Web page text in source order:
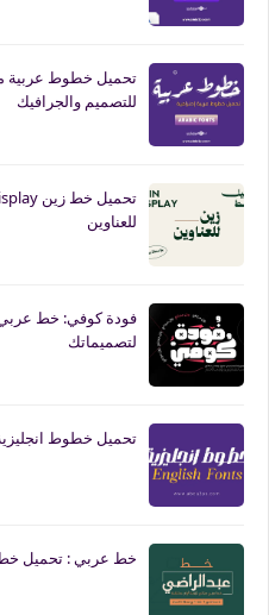
للتصميم والجرافيك
للعناوين
فودة كوفي: خط
لتصميماتك
تحميل خطوط
خط عربي : تحميل خط